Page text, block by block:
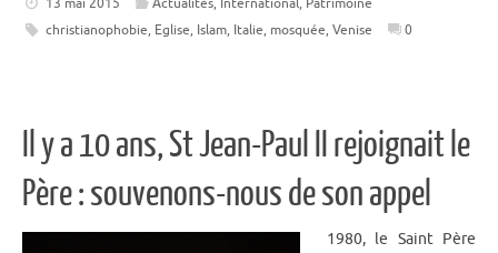
christianophobie, Eglise, Islam, Italie, mosquée, Venise 0
Il y a 10 ans, St Jean-Paul II rejoignait le
Père : souvenons-nous de son appel
1980, le Saint Père